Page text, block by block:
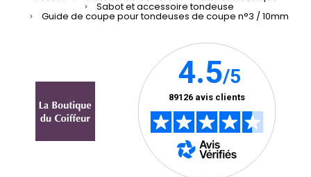
Sabot et accessoire tondeuse
Guide de coupe pour tondeuses de coupe n°3 / 10mm